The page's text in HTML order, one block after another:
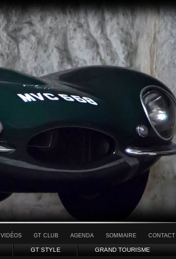
VIDÉOS GT CLUB AGENDA SOMMAIRE CONTACT
GT STYLE GRAND TOURISME